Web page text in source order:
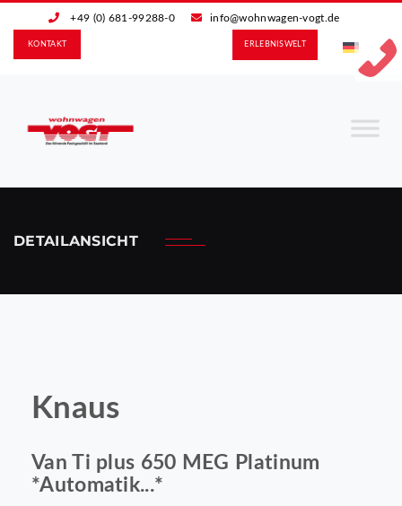
+49 (0) 681-99288-0 info@wohnwagen-vogt.de
ERLEBNIS­WELT
KONTAKT
DETAILANSICHT
Knaus
Van Ti plus 650 MEG Platinum
*Automatik...*